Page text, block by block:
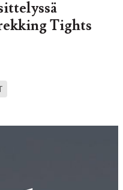
Tights